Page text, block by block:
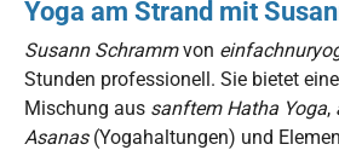
Yoga am Strand mit
Susann Schrammvon
Stunden professionell. Sie bietet
Mischung aus sanftem Hatha Yoga,
Asanas(Yogahaltungen) und